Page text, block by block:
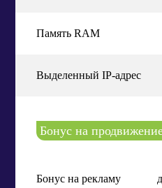
Память RAM
Выделенный IP-адрес
Бонус на
Бонус на рекламу